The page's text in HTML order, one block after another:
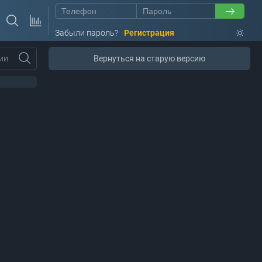
Забыли пароль? Регистрация
Вернуться на старую версию